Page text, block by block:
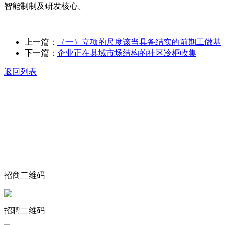
智能制制及研发核心。
上一篇：
（一）立项的尺度该当具备结实的前期工做基
下一篇： 企业正在县域市场结构的社区冷柜收集
返回列表
招商二维码
招聘二维码